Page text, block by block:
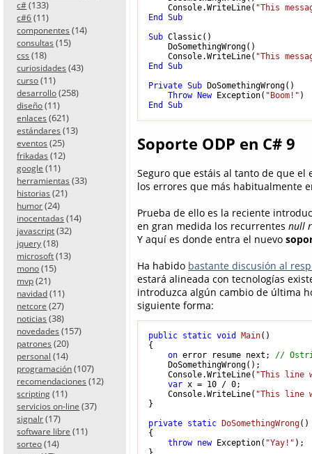
c# (133)
c#6 (11)
componentes (14)
consultas (15)
css (18)
curiosidades (43)
curso (11)
desarrollo (258)
diseño (11)
enlaces (621)
estándares (13)
eventos (25)
frikadas (12)
google (11)
herramientas (33)
historias (21)
humor (24)
inocentadas (14)
javascript (32)
jquery (18)
microsoft (13)
mono (15)
mvp (21)
navidad (11)
netcore (27)
noticias (38)
novedades (157)
patrones (20)
personal (14)
programación (107)
recomendaciones (12)
scripting (11)
servicios on-line (37)
signalr (17)
software libre (11)
sorteo (14)
    Console.WriteLine(
"This
End
Sub
Sub Classic()
    DoSomethingWrong()
    Console.WriteLine(
"This
End
Sub
Private Sub DoSomethingWrong()
Throw
New Exception( "Boom!"
End
Sub
Soporte ODP en C# 9
Seguro que estáis al tanto de que
los errores que más habitualmente
Prueba de ello es la reciente
en gran medida los recurrentes null
Y aquí es donde entra el nuevo
Ha habido bastante discusión al
estará alineada con tecnologías
introduzca algún cambio de última
siguiente forma:
public static void Main()
{
on error resume next; //
    DoSomethingWrong();
    Console.WriteLine(
"This line
var x = 10 / 0;
    Console.WriteLine(
"This line
}
private static DoSomethingWrong()
{
throw new Exception( "Yay!" );